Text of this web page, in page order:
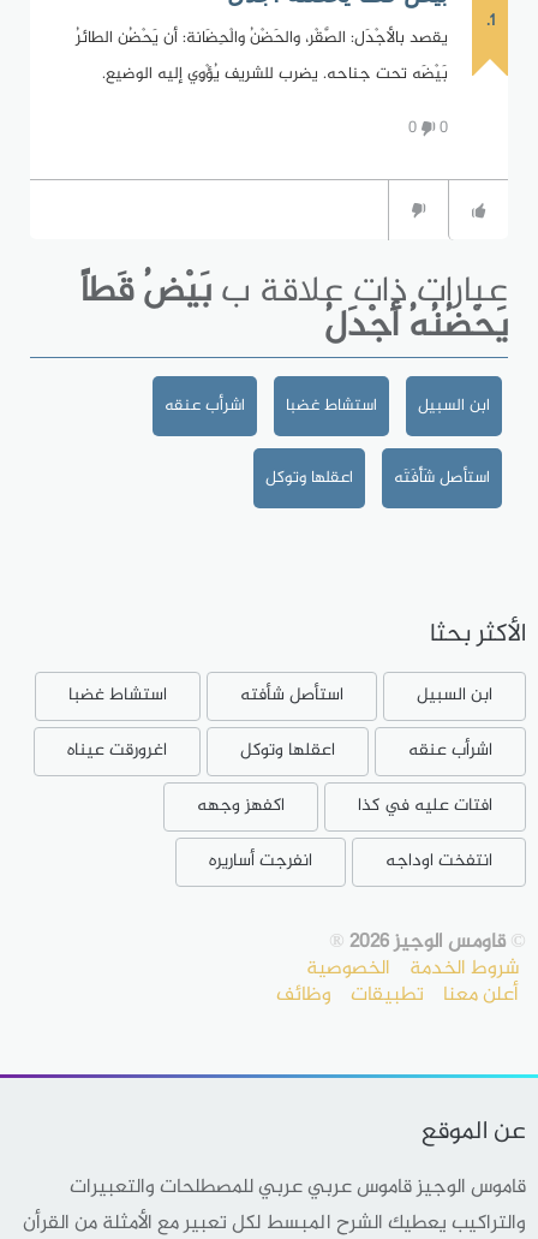
1.
يقصد بالأجْدَل: الصَّقْر، والحَضْنُ والْحِضَانة: أن يَحْضُن الطائرُ
بَيْضَه تحت جناحه. يضرب للشريف يُؤْوِي إليه الوضيع.
0
0
عبارات ذات علاقة ببَيْضُ قَطاً
يَحْضُنُهُ أَجْدَلُ
ابن السبيل استشاط غضبا اشرأب عنقه
استأصل شَأْفَتَه اعقلها وتوكل
الأكثر بحثا
ابن السبيل استأصل شأفته
استشاط غضبا
اشرأب عنقه
اعقلها وتوكل
اغرورقت عيناه
افتات عليه في كذا
اكفهز وجهه
انتفخت اوداجه
انفرجت أساريره
©قاومس الوجيز 2026 ®
شروط الخدمة الخصوصية
أعلن معنا تطبيقات وظائف
عن الموقع
قاموس الوجيز قاموس عربي عربي للمصطلحات والتعبيرات
والتراكيب يعطيك الشرح المبسط لكل تعبير مع الأمثلة من القرأن